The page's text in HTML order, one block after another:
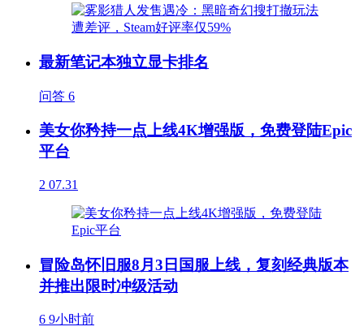
最新笔记本独立显卡排名
问答 6
美女你矜持一点上线4K增强版，免费登陆Epic
平台
2 07.31
冒险岛怀旧服8月3日国服上线，复刻经典版本
并推出限时冲级活动
6 9小时前